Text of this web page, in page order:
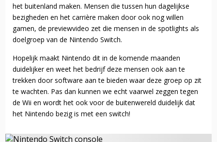
het buitenland maken. Mensen die tussen hun dagelijkse
bezigheden en het carrière maken door ook nog willen
gamen, de previewvideo zet die mensen in de spotlights als
doelgroep van de Nintendo Switch.
Hopelijk maakt Nintendo dit in de komende maanden
duidelijker en weet het bedrijf deze mensen ook aan te
trekken door software aan te bieden waar deze groep op zit
te wachten. Pas dan kunnen we echt vaarwel zeggen tegen
de Wii en wordt het ook voor de buitenwereld duidelijk dat
het Nintendo bezig is met een switch!